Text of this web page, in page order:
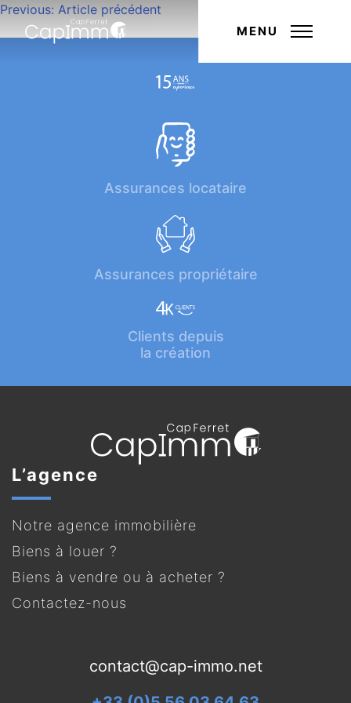
MENU
Navigation
de
Previous: Article précédent
Assurances locataire
Assurances propriétaire
Clients depuis
la création
L’agence
Notre agence immobilière
Biens à louer ?
Biens à vendre ou à acheter ?
Contactez-nous
contact@cap-immo.net